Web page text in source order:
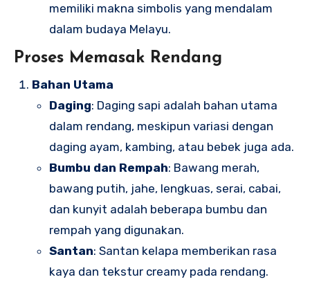
memiliki makna simbolis yang mendalam
dalam budaya Melayu.
Proses Memasak Rendang
Bahan Utama
Daging: Daging sapi adalah bahan utama
dalam rendang, meskipun variasi dengan
daging ayam, kambing, atau bebek juga ada.
Bumbu dan Rempah: Bawang merah,
bawang putih, jahe, lengkuas, serai, cabai,
dan kunyit adalah beberapa bumbu dan
rempah yang digunakan.
Santan: Santan kelapa memberikan rasa
kaya dan tekstur creamy pada rendang.